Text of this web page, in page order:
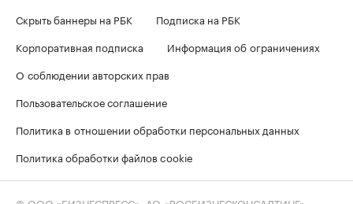
Скрыть баннеры на РБК
Подписка на РБК
Корпоративная подписка
Информация об ограничениях
О соблюдении авторских прав
Пользовательское соглашение
Политика в отношении обработки персональных данных
Политика обработки файлов cookie